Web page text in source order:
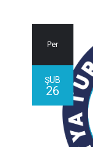
Per
ŞUB
26